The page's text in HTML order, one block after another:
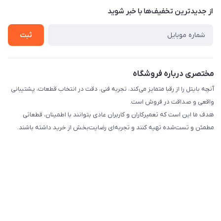
درباره ما
راهنما
از جدید‌ترین تخفیف‌ها با‌ خبر شوید
ثبت
مختصری درباره فروشگاه
آنچه بایتل را از رقبا متمایز می‌کند، تجربه فنی، دقت در انتخاب قطعات، پشتیبانی
واقعی و صداقت در فروش است.
هدف ما این است که تعمیرکاران و کاربران عادی بتوانند با اطمینان، قطعاتی
مطمئن و تست‌شده تهیه کنند و تجربه‌ای رضایت‌بخش از خرید داشته باشند.